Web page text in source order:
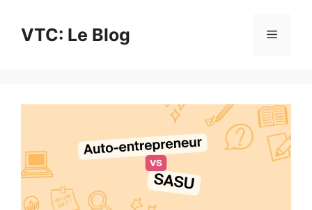
contenuVTC: Le Blog Menu